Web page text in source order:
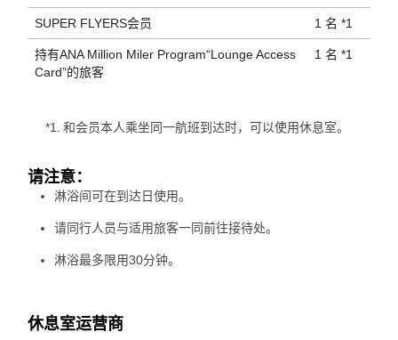
SUPER FLYERS会员 1 名 *1
持有ANA Million Miler Program“Lounge Access
Card”的旅客
1 名 *1
*1. 和会员本人乘坐同一航班到达时，可以使用休息室。
请注意：
淋浴间可在到达日使用。
请同行人员与适用旅客一同前往接待处。
淋浴最多限用30分钟。
休息室运营商